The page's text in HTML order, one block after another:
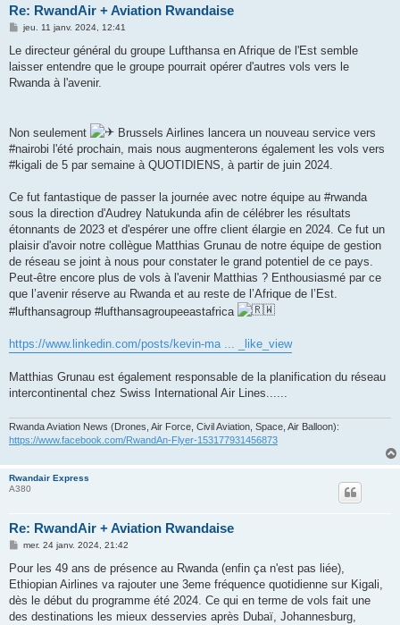
Re: RwandAir + Aviation Rwandaise
M
s
a
g
jeu. 11 janv. 2024, 12:41
Le directeur général du groupe Lufthansa en Afrique de l'Est semble
laisser entendre que le groupe pourrait opérer d'autres vols vers le
Rwanda à l'avenir.
Non seulement
Brussels Airlines lancera un nouveau service vers
#nairobi l'été prochain, mais nous augmenterons également les vols vers
#kigali de 5 par semaine à QUOTIDIENS, à partir de juin 2024.
Ce fut fantastique de passer la journée avec notre équipe au #rwanda
sous la direction d'Audrey Natukunda afin de célébrer les résultats
étonnants de 2023 et d'espérer une offre client élargie en 2024. Ce fut un
plaisir d'avoir notre collègue Matthias Grunau de notre équipe de gestion
de réseau se joint à nous pour constater le grand potentiel de ce pays.
Peut-être encore plus de vols à l'avenir Matthias ? Enthousiasmé par ce
que l’avenir réserve au Rwanda et au reste de l’Afrique de l’Est.
#lufthansagroup #lufthansagroupeeastafrica
https://www.linkedin.com/posts/kevin-ma ... _like_view
Matthias Grunau est également responsable de la planification du réseau
intercontinental chez Swiss International Air Lines......
Rwanda Aviation News (Drones, Air Force, Civil Aviation, Space, Air Balloon):
https://www.facebook.com/RwandAn-Flyer-153177931456873
Rwandair Express
A380
Re: RwandAir + Aviation Rwandaise
M
s
a
g
mer. 24 janv. 2024, 21:42
Pour les 49 ans de présence au Rwanda (enfin ça n'est pas liée),
Ethiopian Airlines va rajouter une 3eme fréquence quotidienne sur Kigali,
dès le début du programme été 2024. Ce qui en terme de vols fait une
des destinations les mieux desservies après Dubaï, Johannesburg,